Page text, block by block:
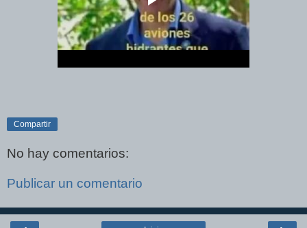
Compartir
No hay comentarios:
Publicar un comentario